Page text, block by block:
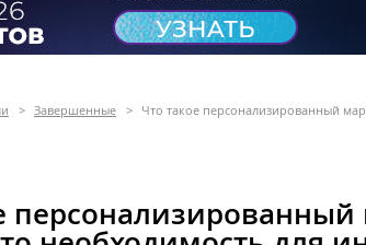
> Завершенные >
Что такое персонализированный
персонализированный